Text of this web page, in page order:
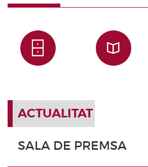
ACTUALITAT
SALA DE PREMSA